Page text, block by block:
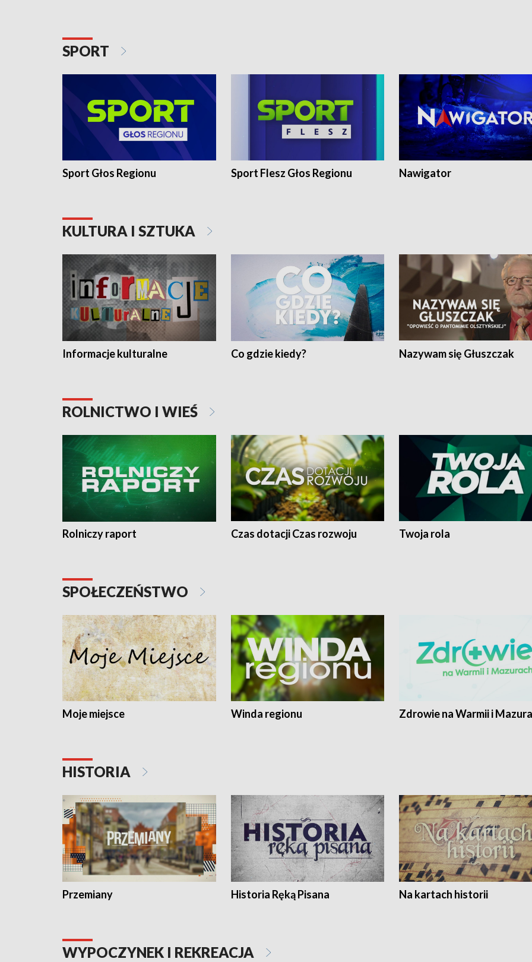
SPORT
Sport Głos Regionu Sport Flesz Głos Regionu Nawigator
KULTURA I SZTUKA
Informacje kulturalne Co gdzie kiedy? Nazywam się Głuszczak
ROLNICTWO I WIEŚ
Rolniczy raport Czas dotacji Czas rozwoju Twoja rola
SPOŁECZEŃSTWO
Moje miejsce Winda regionu Zdrowie na Warmii i
HISTORIA
Przemiany Historia Ręką Pisana Na kartach historii
WYPOCZYNEK I REKREACJA